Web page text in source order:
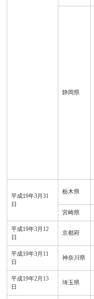
静岡県
平成19年3月31
日
栃木県
宮崎県
平成19年3月12
日
京都府
平成19年3月11
日
神奈川県
平成19年2月13
日
埼玉県